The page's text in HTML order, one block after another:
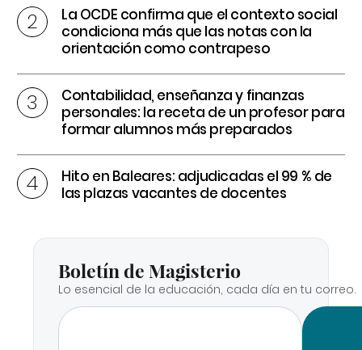
La OCDE confirma que el contexto social
condiciona más que las notas con la
orientación como contrapeso
Contabilidad, enseñanza y finanzas
personales: la receta de un profesor para
formar alumnos más preparados
Hito en Baleares: adjudicadas el 99 % de
las plazas vacantes de docentes
Boletín de Magisterio
Lo esencial de la educación, cada día en tu correo.